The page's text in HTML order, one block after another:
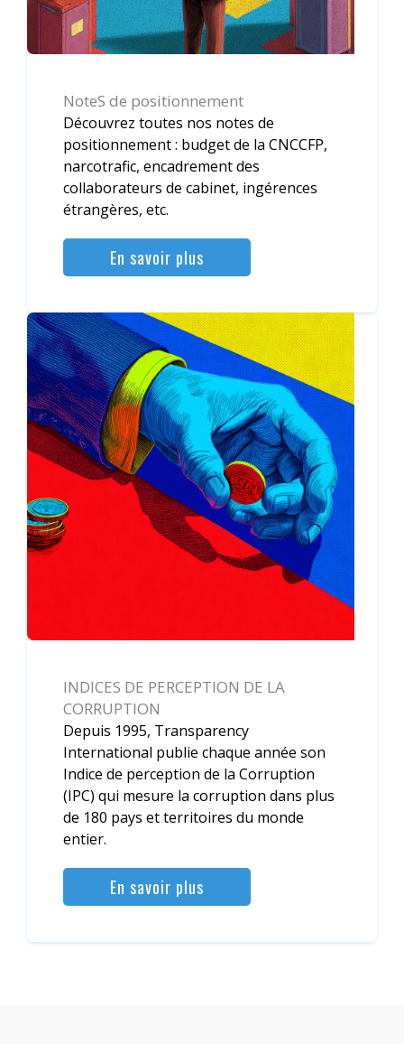
NoteS de positionnement
Découvrez toutes nos notes de
positionnement : budget de la CNCCFP,
narcotrafic, encadrement des
collaborateurs de cabinet, ingérences
étrangères, etc.
En savoir plus
INDICES DE PERCEPTION DE LA
CORRUPTION
Depuis 1995, Transparency
International publie chaque année son
Indice de perception de la Corruption
(IPC) qui mesure la corruption dans plus
de 180 pays et territoires du monde
entier.
En savoir plus